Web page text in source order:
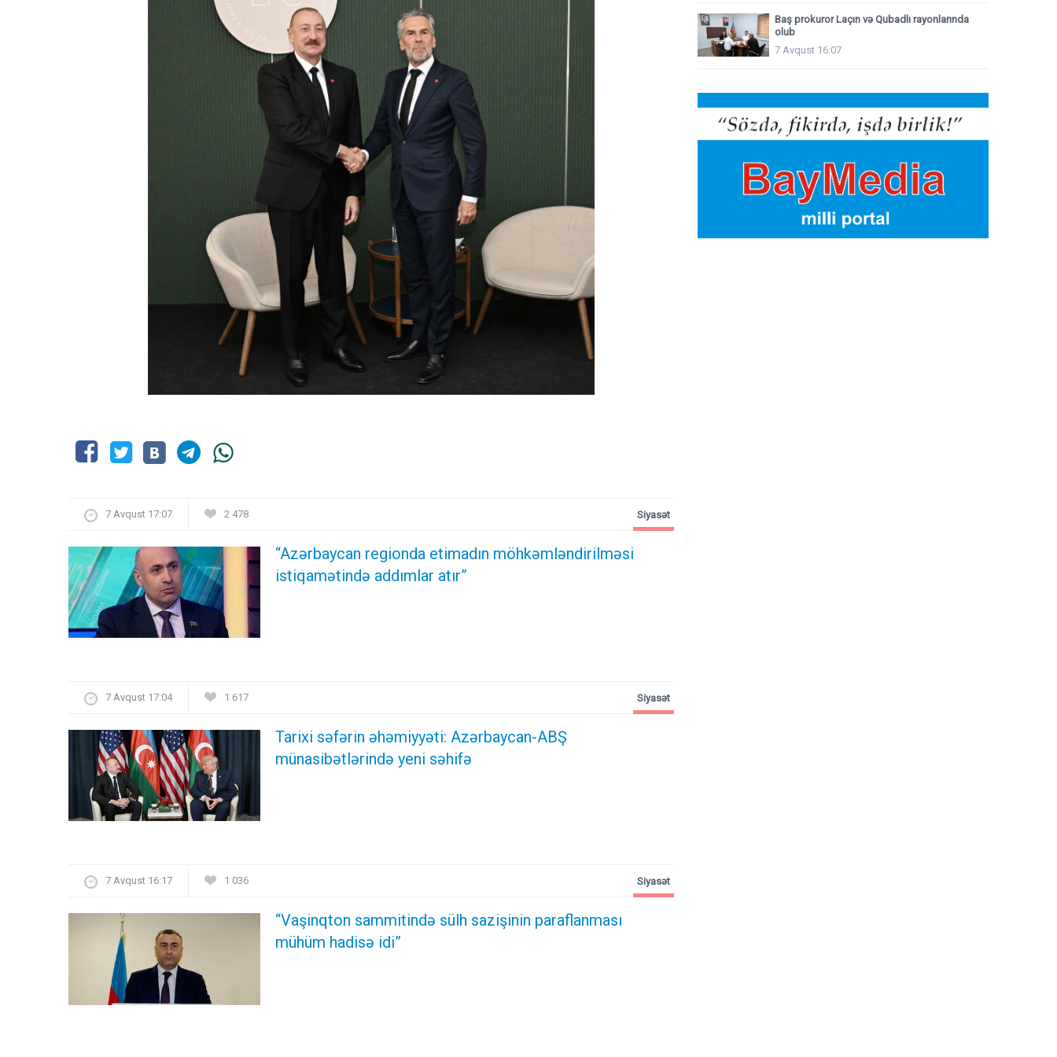
7 Avqust 17:07 2 478
“Azərbaycan regionda etimadın möhkəmləndirilməsi
istiqamətində addımlar atır”
Siyasət
7 Avqust 17:04 1 617
Tarixi səfərin əhəmiyyəti: Azərbaycan-ABŞ
münasibətlərində yeni səhifə
Siyasət
7 Avqust 16:17 1 036
“Vaşinqton sammitində sülh sazişinin paraflanması
mühüm hadisə idi”
Siyasət
Baş prokuror Laçın və Qubadlı rayonlarında
olub
7 Avqust 16:07